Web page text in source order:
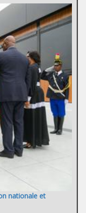
nationale et